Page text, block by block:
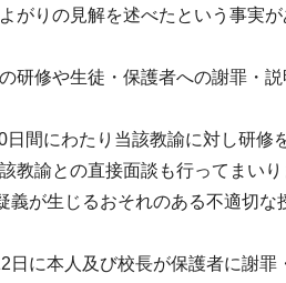
がりの見解を述べたという事実
研修や生徒・保護者への謝罪・
間にわたり当該教諭に対し研修
教諭との直接面談も行ってまいり
が生じるおそれのある不適切な
に本人及び校長が保護者に謝